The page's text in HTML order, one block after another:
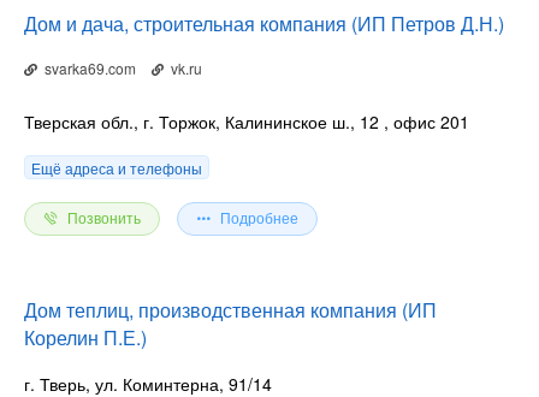
Дом и дача, строительная компания (ИП Петров Д.Н.)
svarka69.com vk.ru
Тверская обл., г. Торжок, Калининское ш., 12 , офис 201
Ещё адреса и телефоны
Позвонить Подробнее
Дом теплиц, производственная компания (ИП
Корелин П.Е.)
г. Тверь, ул. Коминтерна, 91/14